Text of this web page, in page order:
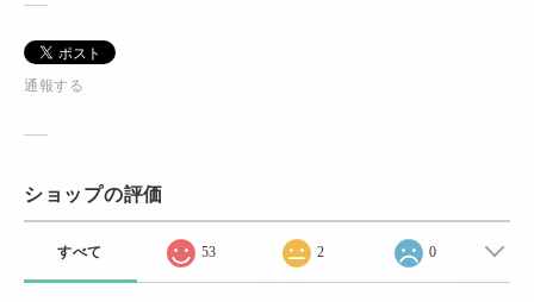
通報する
ショップの評価
すべて 53 2 0